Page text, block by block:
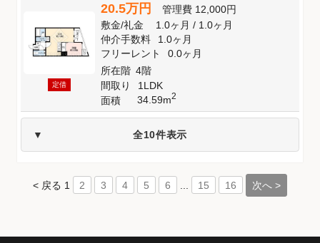
定借
20.5万円 管理費 12,000円
敷金/礼金 1.0ヶ月/ 1.0ヶ月
仲介手数料
1.0ヶ月
フリーレント
0.0ヶ月
所在階 4階
間取り
1LDK
面積
34.59m2
全10件表示
< 戻る 1 2 3 4 5 6 15 16 次へ >